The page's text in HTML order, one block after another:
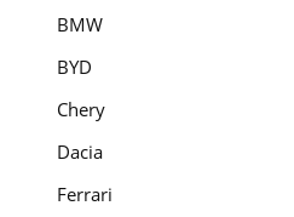
BMW
BYD
Chery
Dacia
Ferrari